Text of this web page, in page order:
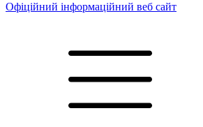
Офіційний інформаційний веб сайт